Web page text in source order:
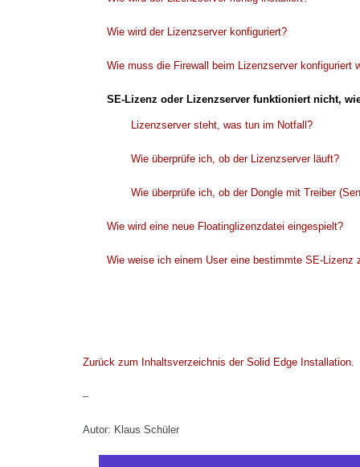
Wie wird der Lizenzserver konfiguriert?
Wie muss die Firewall beim Lizenzserver konfiguriert
SE-Lizenz oder Lizenzserver funktioniert nicht,
Lizenzserver steht, was tun im Notfall?
Wie überprüfe ich, ob der Lizenzserver läuft?
Wie überprüfe ich, ob der Dongle mit Treiber
Wie wird eine neue Floatinglizenzdatei eingespielt?
Wie weise ich einem User eine bestimmte SE-Lizenz
Zurück zum Inhaltsverzeichnis der Solid Edge Installation.
–
Autor: Klaus Schüler